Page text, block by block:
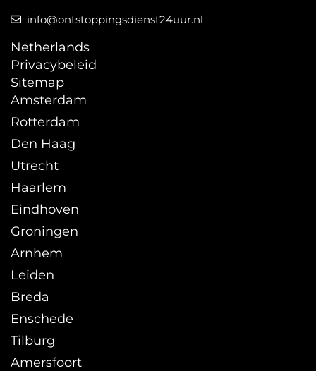
info@ontstoppingsdienst24uur.nl
Netherlands
Privacybeleid
Sitemap
Amsterdam
Rotterdam
Den Haag
Utrecht
Haarlem
Eindhoven
Groningen
Arnhem
Leiden
Breda
Enschede
Tilburg
Amersfoort